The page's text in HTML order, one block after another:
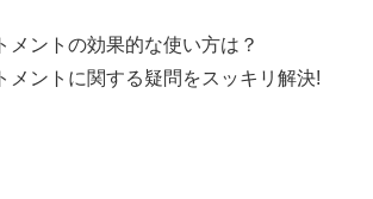
メントの効果的な使い方は？
メントに関する疑問をスッキリ解決!